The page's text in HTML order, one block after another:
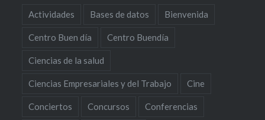
Actividades Bases de datos Bienvenida
Centro Buen día Centro Buendía
Ciencias de la salud
Ciencias Empresariales y del Trabajo Cine
Conciertos Concursos Conferencias